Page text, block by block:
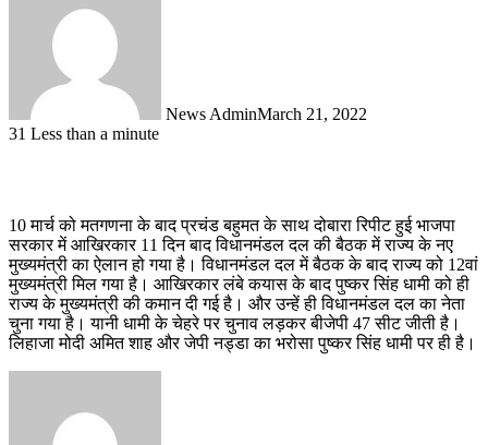
News AdminMarch 21, 2022
31 Less than a minute
10 मार्च को मतगणना के बाद प्रचंड बहुमत के साथ दोबारा रिपीट हुई भाजपा
सरकार में आखिरकार 11 दिन बाद विधानमंडल दल की बैठक में राज्य के नए
मुख्यमंत्री का ऐलान हो गया है। विधानमंडल दल में बैठक के बाद राज्य को 12वां
मुख्यमंत्री मिल गया है। आखिरकार लंबे कयास के बाद पुष्कर सिंह धामी को ही
राज्य के मुख्यमंत्री की कमान दी गई है। और उन्हें ही विधानमंडल दल का नेता
चुना गया है। यानी धामी के चेहरे पर चुनाव लड़कर बीजेपी 47 सीट जीती है।
लिहाजा मोदी अमित शाह और जेपी नड्डा का भरोसा पुष्कर सिंह धामी पर ही है।